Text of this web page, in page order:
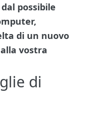
possibile
di un nuovo
vostra
di